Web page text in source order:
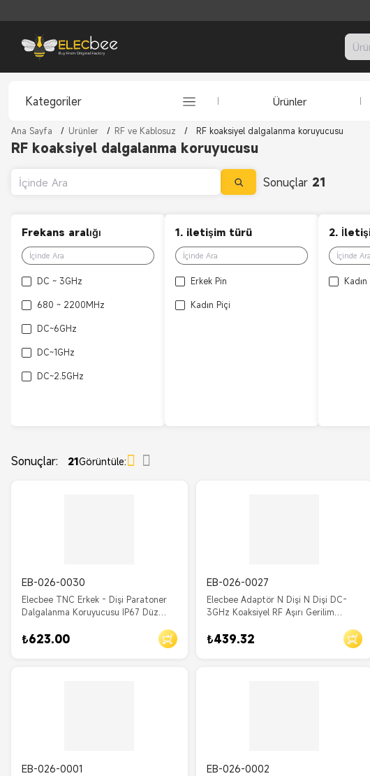
Kategoriler Ürünler
Ana Sayfa / Ürünler / RF ve Kablosuz / RF koaksiyel dalgalanma koruyucusu
RF koaksiyel dalgalanma koruyucusu
Sonuçlar 21
Frekans aralığı
DC ~ 3GHz
680 ~ 2200MHz
DC~6GHz
DC~1GHz
DC~2.5GHz
1. iletişim türü
Erkek Pin
Kadın Piçi
2.
Sonuçlar: 21Görüntüle:
EB-026-0030
Elecbee TNC Erkek - Dişi Paratoner
Dalgalanma Koruyucusu IP67 Düz
₺623.00
EB-026-0027
Elecbee Adaptör N Dişi N Dişi DC-
3GHz Koaksiyel RF Aşırı Gerilim
₺439.32
EB-026-0001 EB-026-0002